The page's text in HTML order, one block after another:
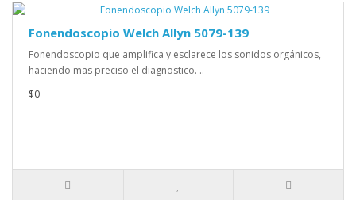
Fonendoscopio Welch Allyn 5079-139
Fonendoscopio que amplifica y esclarece los sonidos orgánicos,
haciendo mas preciso el diagnostico. ..
$0